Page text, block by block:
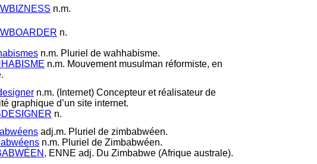
n.m.
n.
n.m. Pluriel de wahhabisme.
n.m. Mouvement musulman réformiste, en
n.m. (Internet) Concepteur et réalisateur de
graphique d’un site internet.
n.
adj.m. Pluriel de zimbabwéen.
n.m. Pluriel de Zimbabwéen.
ENNE adj. Du Zimbabwe (Afrique australe).